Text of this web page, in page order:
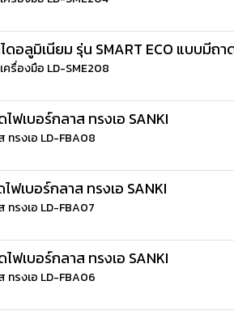
อลูมิเนียม รุ่น SMART ECO แบบมีถ
ครื่องมือ LD-SME208
เบอร์กลาส ทรงเอ SANKI
ทรงเอ LD-FBA08
เบอร์กลาส ทรงเอ SANKI
ทรงเอ LD-FBA07
เบอร์กลาส ทรงเอ SANKI
ทรงเอ LD-FBA06